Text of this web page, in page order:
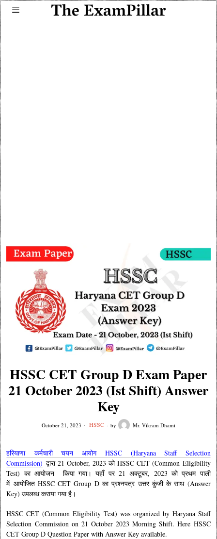
HSSC CET Group D Exam Paper
21 October 2023 (Ist Shift) Answer
Key
October 21, 2023 HSSC by Mr. Vikram Dhami
हरियाणा कर्मचारी चयन आयोग HSSC (Haryana Staff Selection
Commission) द्वारा 21 October, 2023 को HSSC CET (Common Eligibility
Test) का आयोजन किया गया। यहाँ पर 21 अक्टूबर, 2023 को प्रथम पाली
में आयोजित HSSC CET Group D का प्रश्नपत्र उत्तर कुंजी के साथ (Answer
Key) उपलब्ध कराया गया है।
HSSC CET (Common Eligibility Test) was organized by Haryana Staff
Selection Commission on 21 October 2023 Morning Shift. Here HSSC
CET Group D Question Paper with Answer Key available.